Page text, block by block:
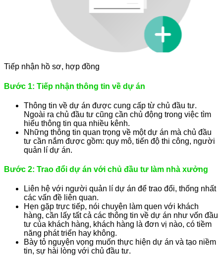
Tiếp nhận hồ sơ, hợp đồng
Bước 1: Tiếp nhận thông tin về dự án
Thông tin về dự án được cung cấp từ chủ đầu tư.
Ngoài ra chủ đầu tư cũng cần chủ động trong việc tìm
hiểu thông tin qua nhiều kênh.
Những thông tin quan trọng về một dự án mà chủ đầu
tư cần nắm được gồm: quy mô, tiến độ thi công, người
quản lí dự án.
Bước 2: Trao đổi dự án với chủ đầu tư làm nhà xưởng
Liên hệ với người quản lí dự án để trao đổi, thống nhất
các vấn đề liên quan.
Hẹn gặp trực tiếp, nói chuyện làm quen với khách
hàng, cần lấy tất cả các thông tin về dự án như vốn đầu
tư của khách hàng, khách hàng là đơn vị nào, có tiềm
năng phát triển hay không.
Bày tỏ nguyện vọng muốn thực hiện dự án và tạo niềm
tin, sự hài lòng với chủ đầu tư.